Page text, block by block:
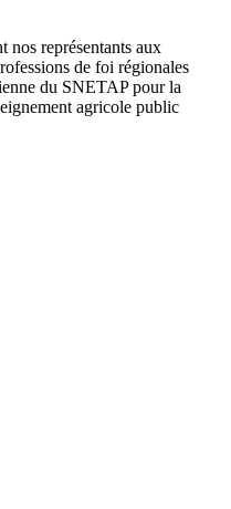
nos représentants aux
de foi régionales
du SNETAP pour la
agricole public